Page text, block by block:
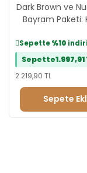
Dark Brown ve
Bayram Paketi:
Sepette%10
Sepette1.997,91
2.219,90 TL
Sepete